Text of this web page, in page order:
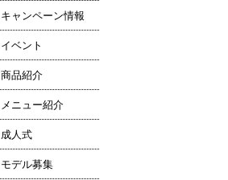
キャンペーン情報
イベント
商品紹介
メニュー紹介
成人式
モデル募集